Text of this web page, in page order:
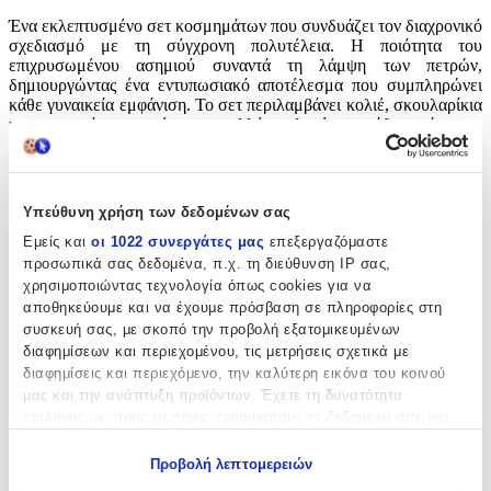
Υπεύθυνη χρήση των δεδομένων σας
Εμείς και οι 1022 συνεργάτες μας επεξεργαζόμαστε
προσωπικά σας δεδομένα, π.χ. τη διεύθυνση IP σας,
χρησιμοποιώντας τεχνολογία όπως cookies για να
αποθηκεύουμε και να έχουμε πρόσβαση σε πληροφορίες στη
συσκευή σας, με σκοπό την προβολή εξατομικευμένων
διαφημίσεων και περιεχομένου, τις μετρήσεις σχετικά με
διαφημίσεις και περιεχόμενο, την καλύτερη εικόνα του κοινού
μας και την ανάπτυξη προϊόντων. Έχετε τη δυνατότητα
Προβολή λεπτομερειών
Ένα εκλεπτυσμένο σετ κοσμημάτων που συνδυάζει τον διαχρονικό
σχεδιασμό με τη σύγχρονη πολυτέλεια. Η ποιότητα του
επιχρυσωμένου ασημιού συναντά τη λάμψη των πετρών,
δημιουργώντας ένα εντυπωσιακό αποτέλεσμα που συμπληρώνει
κάθε γυναικεία εμφάνιση. Το σετ περιλαμβάνει κολιέ, σκουλαρίκια
και μενταγιόν, προσφέροντας πολλές επιλογές για κάθε περίσταση.
Δημιουργία του οίκου Voila, κάθε κόσμημα του σετ φωτίζει
διακριτικά το ντεκολτέ και το πρόσωπο, χαρίζοντας μοναδική
συλλογή σας με μια πινελιά λάμψης και ευελιξίας.
Χαρακτηριστικά
Κατασκευαστής :
Voila
Επιχρυσωμένο: